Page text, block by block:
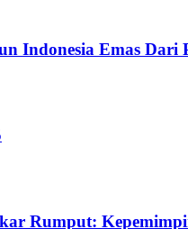
Indonesia Emas
Rumput: